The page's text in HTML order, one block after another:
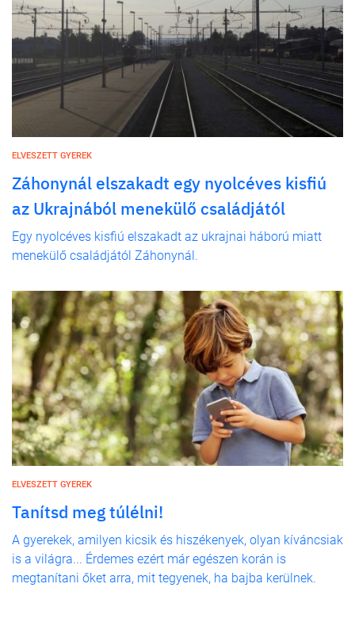
ELVESZETT GYEREK
Záhonynál elszakadt egy nyolcéves kisfiú
az Ukrajnából menekülő családjától
Egy nyolcéves kisfiú elszakadt az ukrajnai háború miatt
menekülő családjától Záhonynál.
ELVESZETT GYEREK
Tanítsd meg túlélni!
A gyerekek, amilyen kicsik és hiszékenyek, olyan kíváncsiak
is a világra... Érdemes ezért már egészen korán is
megtanítani őket arra, mit tegyenek, ha bajba kerülnek.